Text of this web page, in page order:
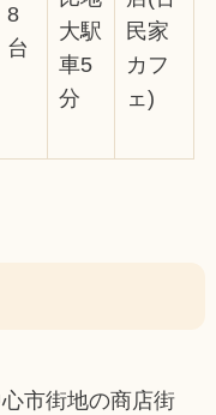
8
台
大駅
車5
分
民家
カフ
ェ)
市街地の商店街